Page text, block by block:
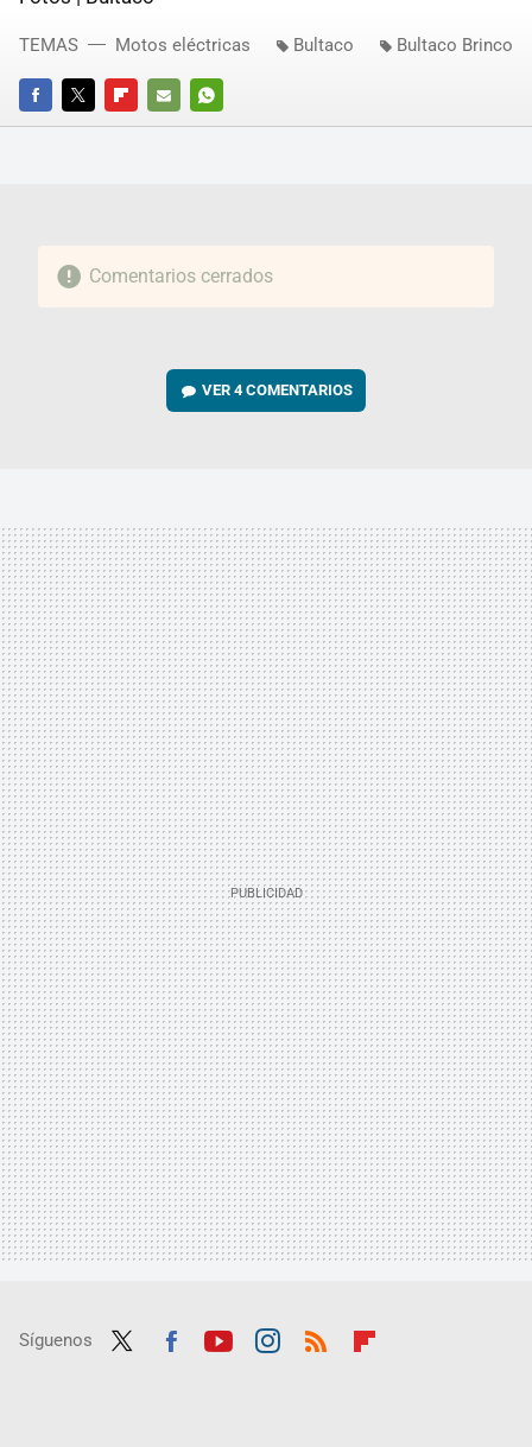
FACEBOOKTWITTERFLIPBOARD
E-
WHATSAPP
TEMAS Motos eléctricas Bultaco Bultaco Brinco
Comentarios cerrados
VER4 COMENTARIOS
Síguenos